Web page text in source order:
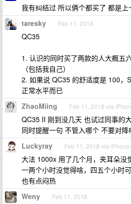
我有纠结过 所以俩个都买了 都是上
taresky Feb 11, 2018
QC35
1. 认识的同时买了两款的人大概五
（包括我自己）
2. 如果说 QC35 的舒适度是 100，
正常水平而已
ZhaoMiing Feb 11, 2018 via
QC35 II 刚到没几天 也试过同事的
同时提醒一句 不管入哪个 不要对
Luckyray Feb 11, 2018 via iPhone
大法 1000x 用了几个月，夹耳朵没
一两个小时没觉得啥，四五个小时
也有点闷热
Weny Feb 11, 2018